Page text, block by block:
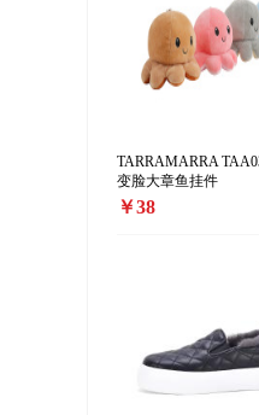
TARRAMARRA
变脸大章鱼挂件
￥38